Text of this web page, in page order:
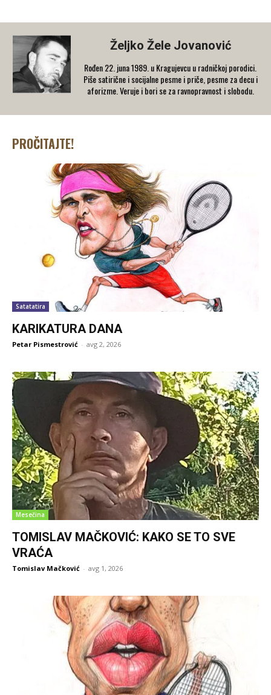
Željko Žele Jovanović
Rođen 22. juna 1989. u Kragujevcu u radničkoj porodici.
Piše satirične i socijalne pesme i priče, pesme za decu i
aforizme. Veruje i bori se za ravnopravnost i slobodu.
PROČITAJTE!
Satatatira
KARIKATURA DANA
Petar Pismestrović - avg 2, 2026
Mesečina
TOMISLAV MAČKOVIĆ: KAKO SE TO SVE
VRAĆA
Tomislav Mačković - avg 1, 2026